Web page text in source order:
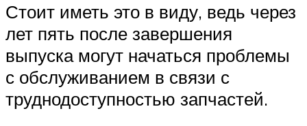
Стоит иметь это в виду, ведь через
лет пять после завершения
выпуска могут начаться проблемы
с обслуживанием в связи с
труднодоступностью запчастей.